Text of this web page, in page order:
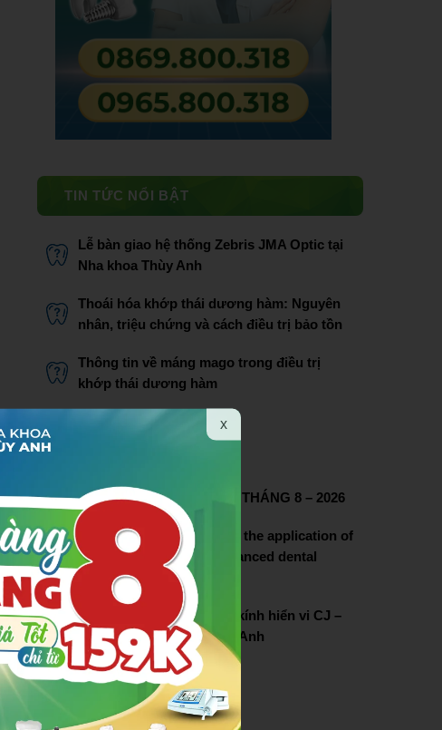
TIN TỨC NỔI BẬT
Lễ bàn giao hệ thống Zebris JMA Optic tại
Nha khoa Thùy Anh
Thoái hóa khớp thái dương hàm: Nguyên
nhân, triệu chứng và cách điều trị bảo tồn
Thông tin về máng mago trong điều trị
khớp thái dương hàm
Bác sĩ Phạm Thị Lâm
CHƯƠNG TRÌNH ƯU ĐÃI THÁNG 8 – 2026
Thuy Anh dental pioneers the application of
dental microscopy in advanced dental
treatment
Lễ chuyển giao hệ thống kính hiển vi CJ –
OPTIK tại nha khoa Thùy Anh
x